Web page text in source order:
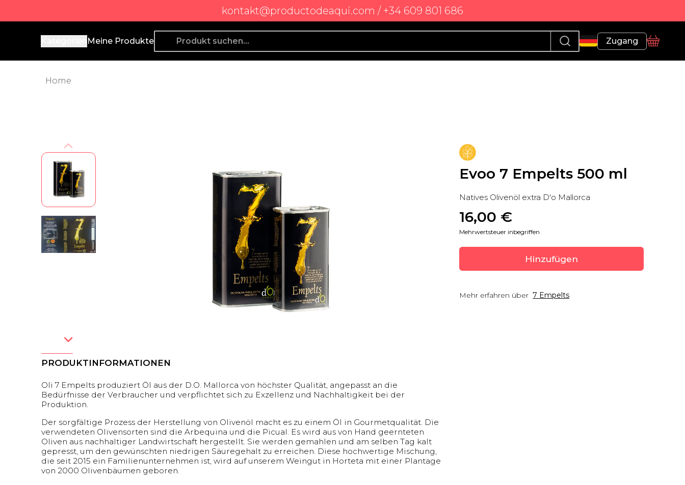
kontakt@productodeaqui.com / +34 609 801 686
Producto de Aquí
Meine Produkte Zugang
Profil
Korb
Home
Evoo 7 Empelts 500 ml
Natives Olivenöl extra D'o Mallorca
16,00 €
Mehrwertsteuer inbegriffen
Hinzufügen
Mehr erfahren über 7 Empelts
PRODUKTINFORMATIONEN
Oli 7 Empelts produziert Öl aus der D.O. Mallorca von höchster Qualität, angepasst an die
Bedürfnisse der Verbraucher und verpflichtet sich zu Exzellenz und Nachhaltigkeit bei der
Produktion.
Der sorgfältige Prozess der Herstellung von Olivenöl macht es zu einem Öl in Gourmetqualität. Die
verwendeten Olivensorten sind die Arbequina und die Picual. Es wird aus von Hand geernteten
Oliven aus nachhaltiger Landwirtschaft hergestellt. Sie werden gemahlen und am selben Tag kalt
gepresst, um den gewünschten niedrigen Säuregehalt zu erreichen. Diese hochwertige Mischung,
die seit 2015 ein Familienunternehmen ist, wird auf unserem Weingut in Horteta mit einer Plantage
von 2000 Olivenbäumen geboren.